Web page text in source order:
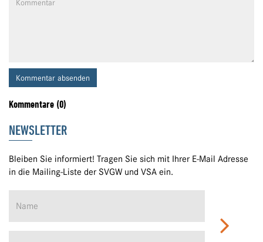
Kommentar absenden
Kommentare (0)
NEWSLETTER
Bleiben Sie informiert! Tragen Sie sich mit Ihrer E-Mail Adresse
in die Mailing-Liste der SVGW und VSA ein.